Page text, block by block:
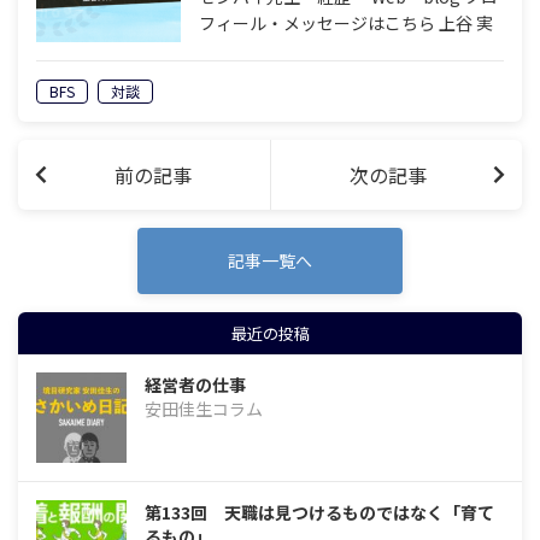
フィール・メッセージはこちら 上谷 実
BFS 対談
前の記事 次の記事
記事一覧へ
最近の投稿
経営者の仕事
安田佳生コラム
第133回 天職は見つけるものではなく「育て